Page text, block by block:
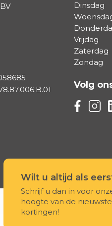
Dinsdag
Vrijdag
Zaterdag
Zondag
Volg
Volg ons
Volg
Wilt u altijd als
Schrijf u dan in voor
hoogte van de
kortingen!